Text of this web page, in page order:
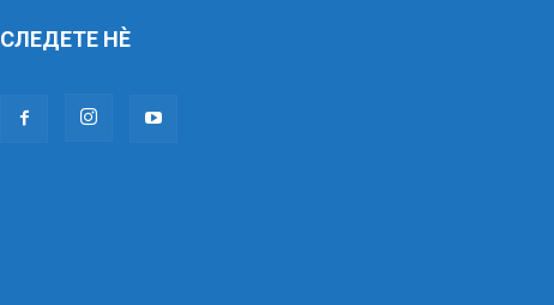
СЛЕДЕТЕ НÈ